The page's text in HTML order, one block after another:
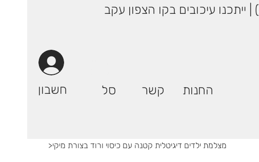
שליח עד הבית עד 5 ימי עסקים! | רק 29.90 ₪ (אילת: 59.90₪) | ייתכנו עיכובים בקו הצפון עקב
חשבון סל קשר החנות
>מצלמת ילדים דיגיטלית קטנה עם כיסוי ורוד בצורת מיקי